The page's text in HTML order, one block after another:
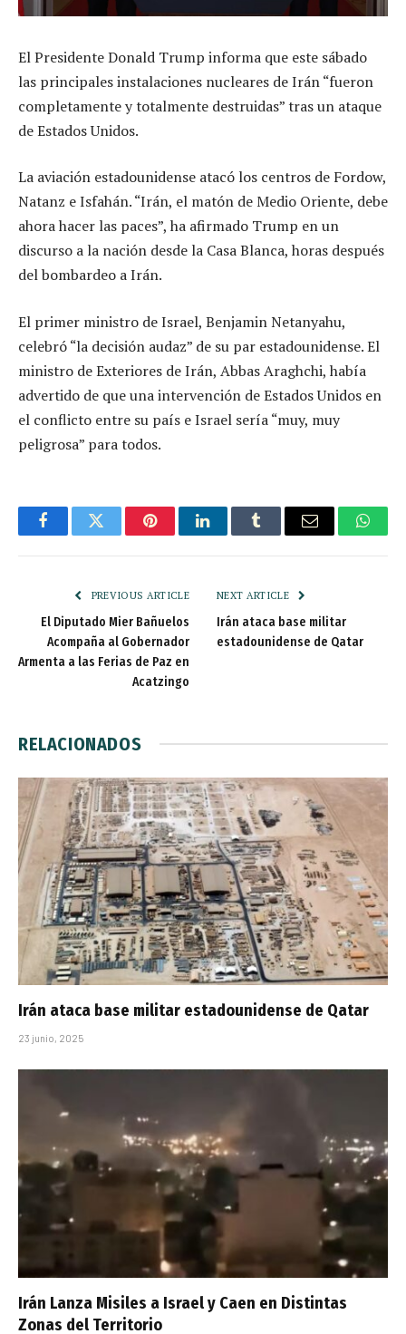
El Presidente Donald Trump informa que este sábado
las principales instalaciones nucleares de Irán “fueron
completamente y totalmente destruidas” tras un ataque
de Estados Unidos.
La aviación estadounidense atacó los centros de Fordow,
Natanz e Isfahán. “Irán, el matón de Medio Oriente, debe
ahora hacer las paces”, ha afirmado Trump en un
discurso a la nación desde la Casa Blanca, horas después
del bombardeo a Irán.
El primer ministro de Israel, Benjamin Netanyahu,
celebró “la decisión audaz” de su par estadounidense. El
ministro de Exteriores de Irán, Abbas Araghchi, había
advertido de que una intervención de Estados Unidos en
el conflicto entre su país e Israel sería “muy, muy
peligrosa” para todos.
FacebookTwitter PinterestLinkedInTumblr Email
PREVIOUS ARTICLE
El Diputado Mier Bañuelos
Acompaña al Gobernador
Armenta a las Ferias de Paz en
Acatzingo
NEXT ARTICLE
Irán ataca base militar
estadounidense de Qatar
RELACIONADOS
Irán ataca base militar estadounidense de Qatar
23 junio, 2025
Irán Lanza Misiles a Israel y Caen en Distintas
Zonas del Territorio